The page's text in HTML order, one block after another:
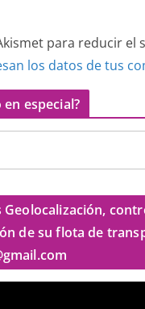
para reducir el
los datos de tus
en especial?
Geolocalización,
de su flota de